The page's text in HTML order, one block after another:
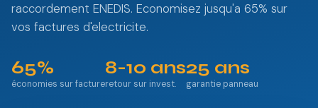
raccordement ENEDIS. Economisez jusqu'a 65% sur
vos factures d'electricite.
65%
économies sur facture
8-10 ans
retour sur invest.
25 ans
garantie panneau